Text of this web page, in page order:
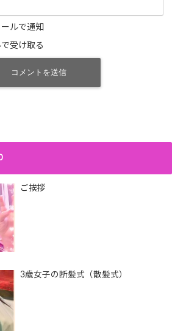
ルで通知
受け取る
ご挨拶
3歳女子の断髪式（散髪式）